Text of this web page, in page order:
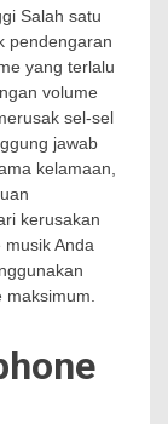
Salah satu
pendengaran
yang terlalu
volume
sel-sel
jawab
kelamaan,
kerusakan
Anda